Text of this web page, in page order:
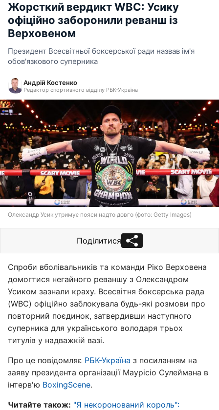
Жорсткий вердикт WBC: Усику
офіційно заборонили реванш із
Верховеном
Президент Всесвітньої боксерської ради назвав ім'я
обов'язкового суперника
Андрій Костенко
Редактор спортивного відділу РБК-Україна
Олександр Усик утримує пояси надто довго (фото: Getty Images)
Поділитися
Спроби вболівальників та команди Ріко Верховена
домогтися негайного реваншу з Олександром
Усиком зазнали краху. Всесвітня боксерська рада
(WBC) офіційно заблокувала будь-які розмови про
повторний поєдинок, затвердивши наступного
суперника для українського володаря трьох
титулів у надважкій вазі.
Про це повідомляє РБК-Україна з посиланням на
заяву президента організації Маурісіо Сулеймана в
інтерв'ю BoxingScene.
Читайте також: "Я некоронований король":